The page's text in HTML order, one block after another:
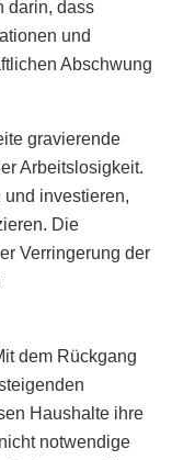
darin, dass
und
Abschwung
gravierende
Arbeitslosigkeit.
investieren,
Die
Verringerung der
dem Rückgang
Haushalte ihre
notwendige